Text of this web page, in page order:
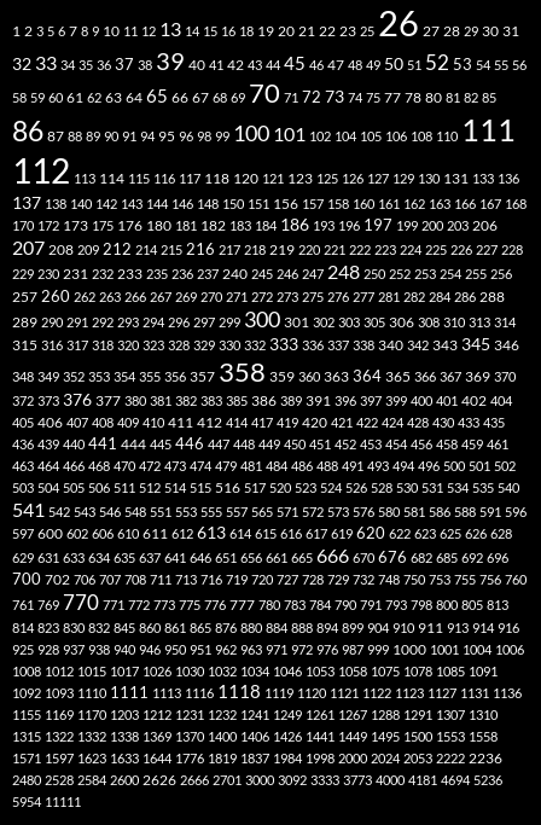
1 2 3 5 6 7 8 9 10 11 12 13 14 15 16 18 19 20 21 22 23 25 26 27 28 29 30 31
32 33 34 35 36 37 38 39 40 41 42 43 44 45 46 47 48 49 50 51 52 53 54 55 56
58 59 60 61 62 63 64 65 66 67 68 69 70 71 72 73 74 75 77 78 80 81 82 85
86 87 88 89 90 91 94 95 96 98 99 100 101 102 104 105 106 108 110 111
112 113 114 115 116 117 118 120 121 123 125 126 127 129 130 131 133 136
137 138 140 142 143 144 146 148 150 151 156 157 158 160 161 162 163 166 167 168
170 172 173 175 176 180 181 182 183 184 186 193 196 197 199 200 203 206
207 208 209 212 214 215 216 217 218 219 220 221 222 223 224 225 226 227 228
229 230 231 232 233 235 236 237 240 245 246 247 248 250 252 253 254 255 256
257 260 262 263 266 267 269 270 271 272 273 275 276 277 281 282 284 286 288
289 290 291 292 293 294 296 297 299 300 301 302 303 305 306 308 310 313 314
315 316 317 318 320 323 328 329 330 332 333 336 337 338 340 342 343 345 346
348 349 352 353 354 355 356 357 358 359 360 363 364 365 366 367 369 370
372 373 376 377 380 381 382 383 385 386 389 391 396 397 399 400 401 402 404
405 406 407 408 409 410 411 412 414 417 419 420 421 422 424 428 430 433 435
436 439 440 441 444 445 446 447 448 449 450 451 452 453 454 456 458 459 461
463 464 466 468 470 472 473 474 479 481 484 486 488 491 493 494 496 500 501 502
503 504 505 506 511 512 514 515 516 517 520 523 524 526 528 530 531 534 535 540
541 542 543 546 548 551 553 555 557 565 571 572 573 576 580 581 586 588 591 596
597 600 602 606 610 611 612 613 614 615 616 617 619 620 622 623 625 626 628
629 631 633 634 635 637 641 646 651 656 661 665 666 670 676 682 685 692 696
700 702 706 707 708 711 713 716 719 720 727 728 729 732 748 750 753 755 756 760
761 769 770 771 772 773 775 776 777 780 783 784 790 791 793 798 800 805 813
814 823 830 832 845 860 861 865 876 880 884 888 894 899 904 910 911 913 914 916
925 928 937 938 940 946 950 951 962 963 971 972 976 987 999 1000 1001 1004 1006
1008 1012 1015 1017 1026 1030 1032 1034 1046 1053 1058 1075 1078 1085 1091
1092 1093 1110 1111 1113 1116 1118 1119 1120 1121 1122 1123 1127 1131 1136
1155 1169 1170 1203 1212 1231 1232 1241 1249 1261 1267 1288 1291 1307 1310
1315 1322 1332 1338 1369 1370 1400 1406 1426 1441 1449 1495 1500 1553 1558
1571 1597 1623 1633 1644 1776 1819 1837 1984 1998 2000 2024 2053 2222 2236
2480 2528 2584 2600 2626 2666 2701 3000 3092 3333 3773 4000 4181 4694 5236
5954 11111